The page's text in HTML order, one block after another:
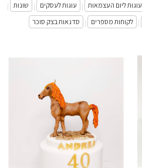
עוגות ליום העצמאות | עוגות לעסקים | שונות |
| לקוחות מספרים | סדנאות בצק סוכר
עוגה מעוצבת חיות עם סוס
התקשר/י